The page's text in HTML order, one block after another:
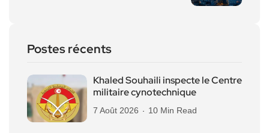
Postes récents
Khaled Souhaili inspecte le Centre
militaire cynotechnique
7 Août 2026 10 Min Read